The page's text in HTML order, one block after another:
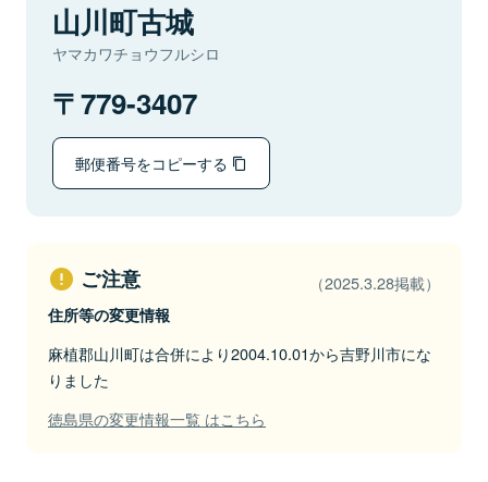
山川町古城
ヤマカワチョウフルシロ
779-3407
郵便番号をコピーする
ご注意 （2025.3.28掲載）
住所等の変更情報
麻植郡山川町は合併により2004.10.01から吉野川市にな
りました
徳島県の変更情報一覧 はこちら